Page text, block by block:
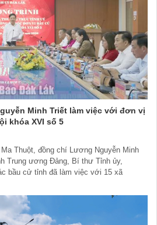
Minh Triết làm việc với đơn vị
khóa XVI số 5
Thuột, đồng chí Lương Nguyễn Minh
Trung ương Đảng, Bí thư Tỉnh ủy,
bầu cử tỉnh đã làm việc với 15 xã